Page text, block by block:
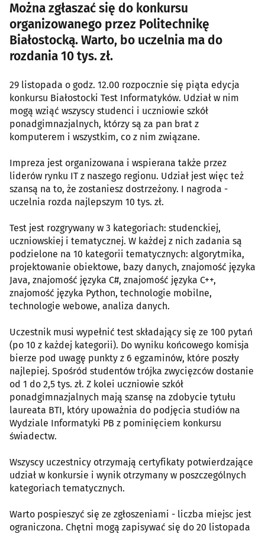
Można zgłaszać się do konkursu
organizowanego przez Politechnikę
Białostocką. Warto, bo uczelnia ma do
rozdania 10 tys. zł.
29 listopada o godz. 12.00 rozpocznie się piąta edycja
konkursu Białostocki Test Informatyków. Udział w nim
mogą wziąć wszyscy studenci i uczniowie szkół
ponadgimnazjalnych, którzy są za pan brat z
komputerem i wszystkim, co z nim związane.
Impreza jest organizowana i wspierana także przez
liderów rynku IT z naszego regionu. Udział jest więc też
szansą na to, że zostaniesz dostrzeżony. I nagroda -
uczelnia rozda najlepszym 10 tys. zł.
Test jest rozgrywany w 3 kategoriach: studenckiej,
uczniowskiej i tematycznej. W każdej z nich zadania są
podzielone na 10 kategorii tematycznych: algorytmika,
projektowanie obiektowe, bazy danych, znajomość języka
Java, znajomość języka C#, znajomość języka C++,
znajomość języka Python, technologie mobilne,
technologie webowe, analiza danych.
Uczestnik musi wypełnić test składający się ze 100 pytań
(po 10 z każdej kategorii). Do wyniku końcowego komisja
bierze pod uwagę punkty z 6 egzaminów, które poszły
najlepiej. Spośród studentów trójka zwycięzców dostanie
od 1 do 2,5 tys. zł. Z kolei uczniowie szkół
ponadgimnazjalnych mają szansę na zdobycie tytułu
laureata BTI, który upoważnia do podjęcia studiów na
Wydziale Informatyki PB z pominięciem konkursu
świadectw.
Wszyscy uczestnicy otrzymają certyfikaty potwierdzające
udział w konkursie i wynik otrzymany w poszczególnych
kategoriach tematycznych.
Warto pospieszyć się ze zgłoszeniami - liczba miejsc jest
ograniczona. Chętni mogą zapisywać się do 20 listopada